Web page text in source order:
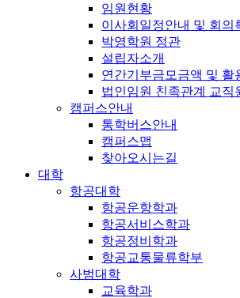
임원현황
이사회일정안내 및 회의
박영학원 정관
설립자소개
연간기부금모금액 및 활
법인임원 친족관계 교직
캠퍼스안내
통학버스안내
캠퍼스맵
찾아오시는길
대학
항공대학
항공운항학과
항공서비스학과
항공정비학과
항공교통물류학부
사범대학
교육학과